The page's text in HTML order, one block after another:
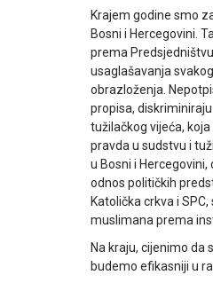
Krajem godine smo
Bosni i Hercegovini.
prema
usaglašavanja
obrazloženja.
propisa,
tužilačkog vijeća,
pravda u sudstvu i
u Bosni i
odnos političkih
Katolička crkva i
muslimana prema
Na kraju, cijenimo da
budemo efikasniji u